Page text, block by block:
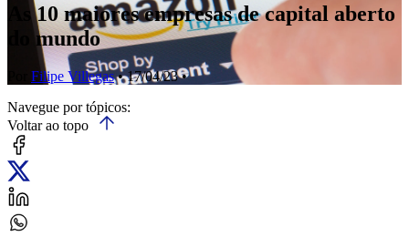
As 10 maiores empresas de capital aberto
do mundo
Filipe Villegas• 17/04/23 •
Navegue por tópicos:
Voltar ao topo